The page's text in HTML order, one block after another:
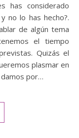
has considerado
no lo has hecho?.
de algún tema
el tiempo
Quizás el
plasmar en
por…